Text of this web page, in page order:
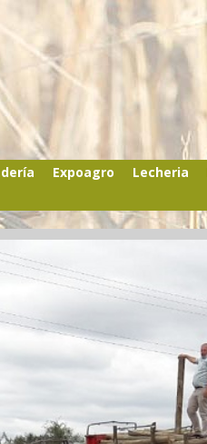
Expoagro Lecheria